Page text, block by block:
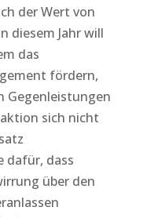
der Wert von
diesem Jahr will
das
fördern,
Gegenleistungen
sich nicht
dafür, dass
über den